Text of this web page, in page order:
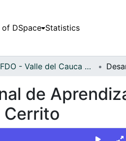
DSpace Statistics
FFDO - Valle del Cauca - Patrimonial
de
Cerrito